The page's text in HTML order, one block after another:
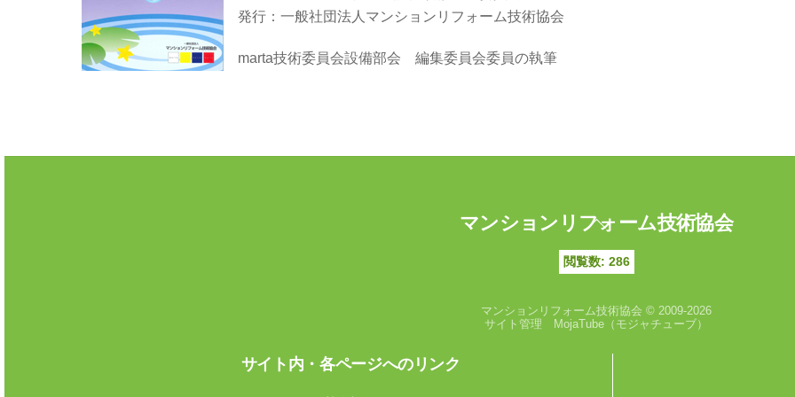
発行：一般社団法人マンションリフォーム技術協会
marta技術委員会設備部会 編集委員会委員の執筆
Back
To
マンションリフォーム技術協会
閲覧数: 286
マンションリフォーム技術協会 © 2009-2026
サイト管理 MojaTube（モジャチューブ）
サイト内・各ページへのリンク